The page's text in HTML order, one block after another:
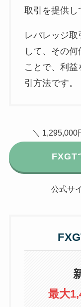
取引を提供し
レバレッジ取
して、その
ことで、利
引方法です。
＼ 1,295,000
FXGT
公式サ
最大